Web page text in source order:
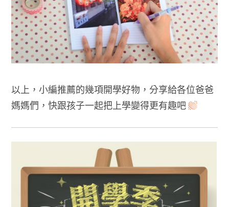
以上，小編推薦的幾項開學好物，分享給各位爸爸
媽媽們，快跟孩子一起把上學變得更有趣吧